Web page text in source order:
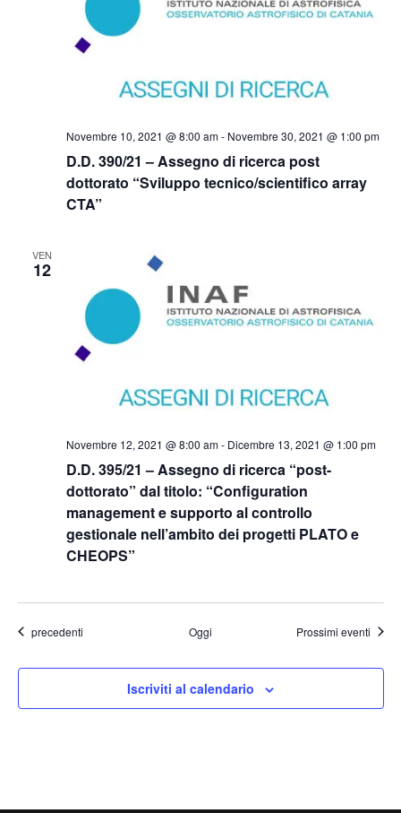
D.D. 390/21 – Assegno di ricerca post
dottorato “Sviluppo tecnico/scientifico array
CTA”
Novembre 10, 2021 @ 8:00 am- Novembre 30, 2021 @ 1:00 pm
VEN
12
D.D. 395/21 – Assegno di ricerca “post-
dottorato” dal titolo: “Configuration
management e supporto al controllo
gestionale nell’ambito dei progetti PLATO e
CHEOPS”
Novembre 12, 2021 @ 8:00 am- Dicembre 13, 2021 @ 1:00 pm
Eventi
precedenti Oggi Prossimi eventi
Iscriviti al calendario